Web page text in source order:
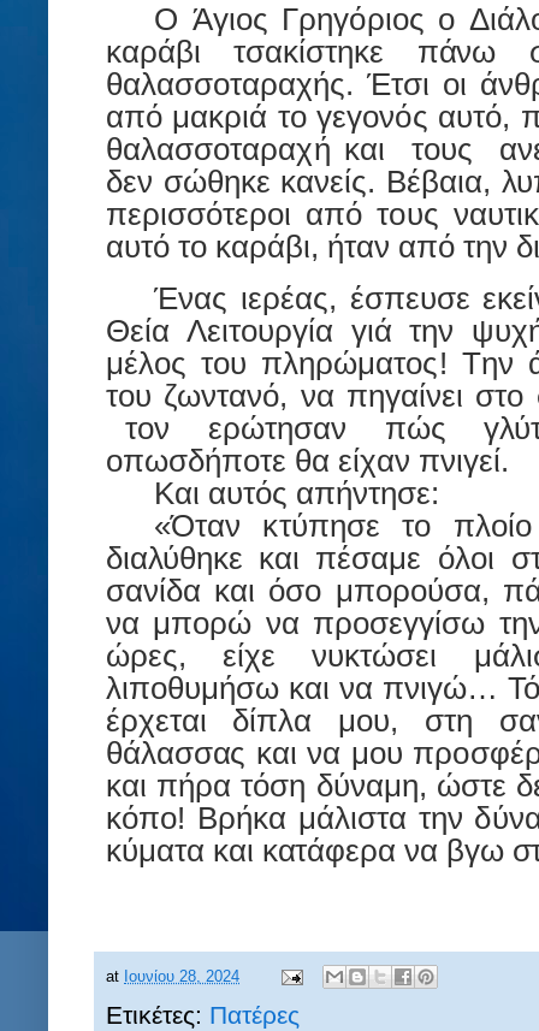
Ο Άγιος Γρηγόριος ο Διάλ
καράβιτσακίστηκε πάνω
θαλασσοταραχής. Έτσι οι άνθ
από μακριά το γεγονός αυτό,
θαλασσοταραχή και τους α
δεν σώθηκε κανείς. Βέβαια,
περισσότεροι από τους ναυτικ
αυτό το καράβι, ήταν απότην
Ένας ιερέας, έσπευσε εκεί
ΘείαΛειτουργία γιά την
μέλος του πληρώματος!Την
του ζωντανό, να πηγαίνει στο
τον ερώτησαν πώς γλύ
οπωσδήποτε θα είχαν πνιγεί.
Και αυτός απήντησε:
«Όταν κτύπησε το πλοίο
διαλύθηκε και πέσαμε όλοι σ
σανίδα και όσο μπορούσα, π
να μπορώ να προσεγγίσω
ώρες, είχε νυκτώσει
λιποθυμήσω και να πνιγώ…
έρχεται δίπλα μου, στη σα
θάλασσας και να μου
και πήρα τόση δύναμη, ώστε
κόπο! Βρήκα μάλιστα την
κύματα και κατάφερα να βγω σ
at Ιουνίου 28, 2024
Ετικέτες: Πατέρες